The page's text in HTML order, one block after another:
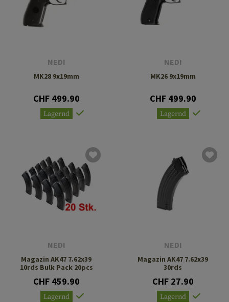
NEDI
MK28 9x19mm
CHF 499.90
Lagernd
NEDI
MK26 9x19mm
CHF 499.90
Lagernd
NEDI
Magazin AK47 7.62x39
10rds Bulk Pack 20pcs
CHF 459.90
Lagernd
NEDI
Magazin AK47 7.62x39
30rds
CHF 27.90
Lagernd